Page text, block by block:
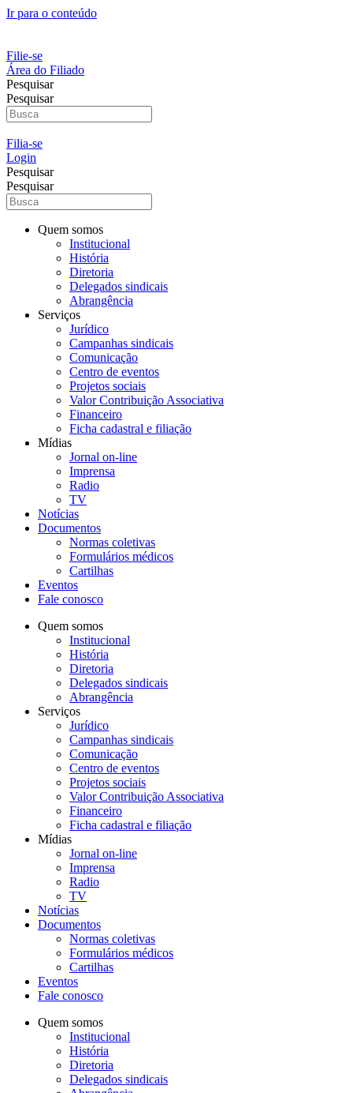
Ir para o conteúdo
Filie-se
Área do Filiado
Pesquisar
Pesquisar
Filia-se
Login
Pesquisar
Pesquisar
Quem somos
Institucional
História
Diretoria
Delegados sindicais
Abrangência
Serviços
Jurídico
Campanhas sindicais
Comunicação
Centro de eventos
Projetos sociais
Valor Contribuição Associativa
Financeiro
Ficha cadastral e filiação
Mídias
Jornal on-line
Imprensa
Radio
TV
Notícias
Documentos
Normas coletivas
Formulários médicos
Cartilhas
Eventos
Fale conosco
Quem somos
Institucional
História
Diretoria
Delegados sindicais
Abrangência
Serviços
Jurídico
Campanhas sindicais
Comunicação
Centro de eventos
Projetos sociais
Valor Contribuição Associativa
Financeiro
Ficha cadastral e filiação
Mídias
Jornal on-line
Imprensa
Radio
TV
Notícias
Documentos
Normas coletivas
Formulários médicos
Cartilhas
Eventos
Fale conosco
Quem somos
Institucional
História
Diretoria
Delegados sindicais